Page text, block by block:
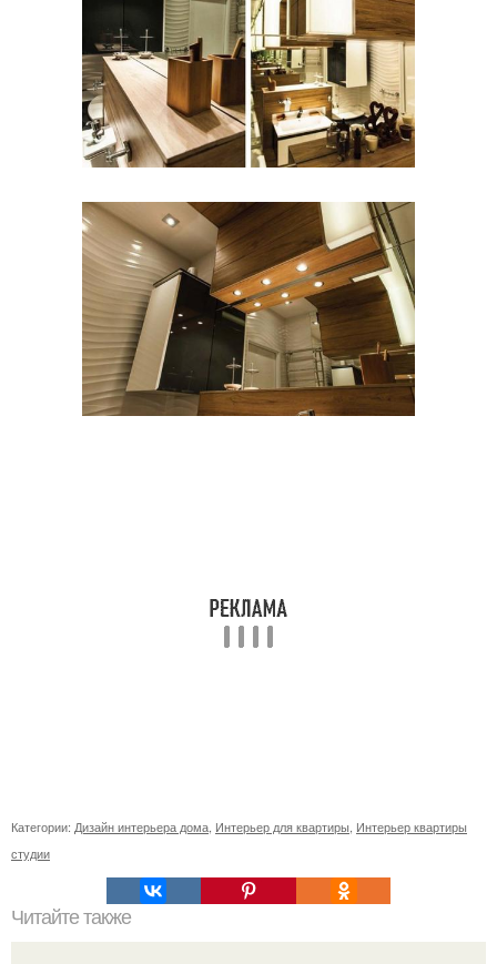
Категории: Дизайн интерьера дома, Интерьер для квартиры, Интерьер квартиры
студии
Читайте также